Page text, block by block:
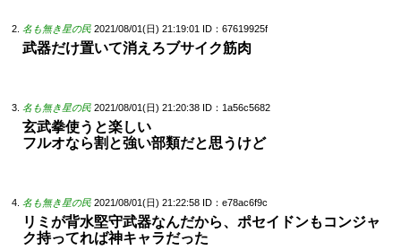
名も無き星の民 2021/08/01(日) 21:19:01 ID：67619925f
武器だけ置いて消えろブサイク筋肉
名も無き星の民 2021/08/01(日) 21:20:38 ID：1a56c5682
玄武拳使うと楽しい
フルオなら割と強い部類だと思うけど
名も無き星の民 2021/08/01(日) 21:22:58 ID：e78ac6f9c
リミが背水堅守武器なんだから、ポセイドンもコンジャ
ク持ってれば神キャラだった